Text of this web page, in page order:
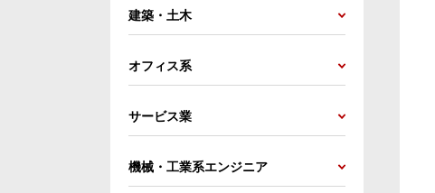
建築・土木
オフィス系
サービス業
機械・工業系エンジニア